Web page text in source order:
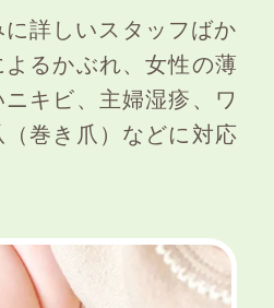
詳しいスタッフばか
るかぶれ、女性の薄
キビ、主婦湿疹、ワ
巻き爪）などに対応